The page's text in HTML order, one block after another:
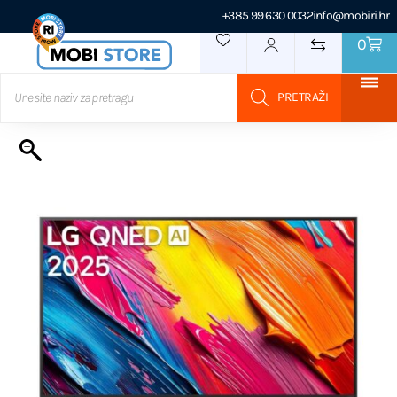
+385 99 630 0032info@mobiri.hr
0